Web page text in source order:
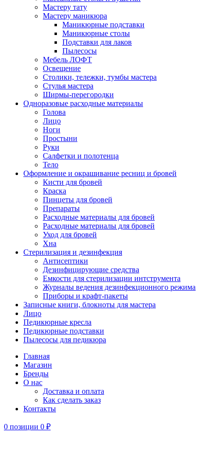
Мастеру тату
Мастеру маникюра
Маникюрные подставки
Маникюрные столы
Подставки для лаков
Пылесосы
Мебель ЛОФТ
Освещение
Столики, тележки, тумбы мастера
Стулья мастера
Ширмы-перегородки
Одноразовые расходные материалы
Голова
Лицо
Ноги
Простыни
Руки
Салфетки и полотенца
Тело
Оформление и окрашивание ресниц и бровей
Кисти для бровей
Краска
Пинцеты для бровей
Препараты
Расходные материалы для бровей
Расходные материалы для бровей
Уход для бровей
Хна
Стерилизация и дезинфекция
Антисептики
Дезинфицирующие средства
Емкости для стерилизации интструмента
Журналы ведения дезинфекционного режима
Приборы и крафт-пакеты
Записные книги, блокноты для мастера
Лицо
Педикюрные кресла
Педикюрные подставки
Пылесосы для педикюра
Главная
Магазин
Бренды
О нас
Доставка и оплата
Как сделать заказ
Контакты
0 позиции 0 ₽